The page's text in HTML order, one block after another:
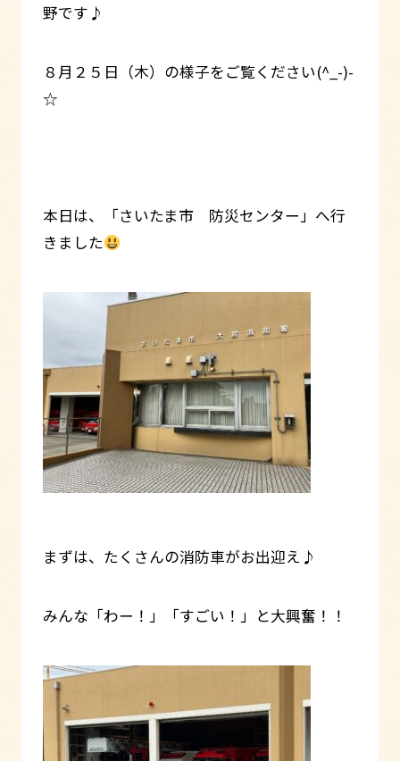
野です♪
８月２５日（木）の様子をご覧ください(^_-)-
☆
本日は、「さいたま市 防災センター」へ行
きました
まずは、たくさんの消防車がお出迎え♪
みんな「わー！」「すごい！」と大興奮！！